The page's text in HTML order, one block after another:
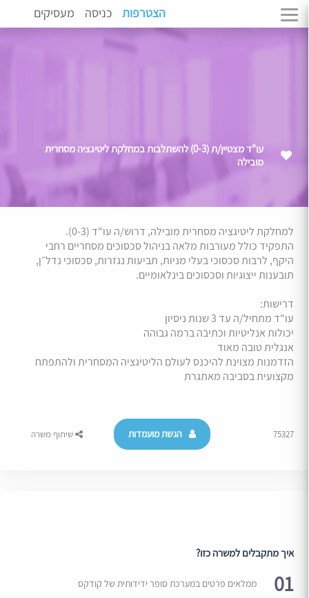
הצטרפות כניסה מעסיקים
עו"ד מצטיין/ת (0-3) להשתלבות במחלקת ליטיגציה מסחרית
מובילה
למחלקת ליטיגציה מסחרית מובילה, דרוש/ה עו"ד (0-3).
התפקיד כולל מעורבות מלאה בניהול סכסוכים מסחריים רחבי
היקף, לרבות סכסוכי בעלי מניות, תביעות נגזרות, סכסוכי נדל״ן,
תובענות ייצוגיות וסכסוכים בינלאומיים.
דרישות:
עו"ד מתחיל/ה עד 3 שנות ניסיון
יכולות אנליטיות וכתיבה ברמה גבוהה
אנגלית טובה מאוד
הזדמנות מצוינת להיכנס לעולם הליטיגציה המסחרית ולהתפתח
מקצועית בסביבה מאתגרת
75327 הגשת מועמדות שיתוף משרה
איך מתקבלים למשרה כזו?
01 ממלאים פרטים במערכת סופר ידידותית של קודקס